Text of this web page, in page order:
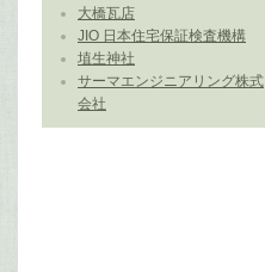
大橋瓦店
JIO 日本住宅保証検査機構
埴生神社
サーマエンジニアリング株式
会社